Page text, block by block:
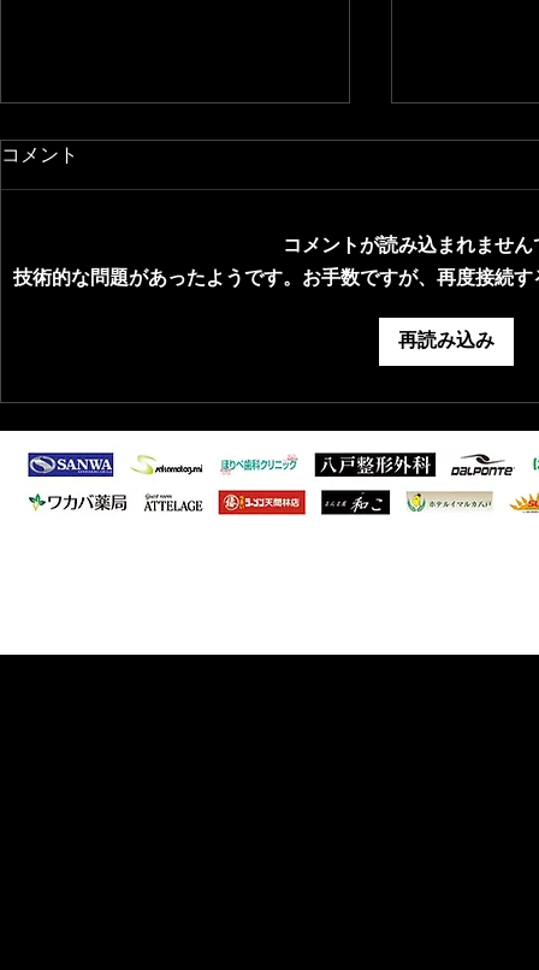
2026/6/28
ーグ1部 第
コメント
コメントが読み込まれませ
技術的な問題があったようです。お手数ですが、再度接続
再読み込み